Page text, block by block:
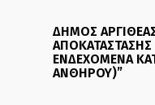
ΔΗΜΟΣ
ΑΠΟΚΑΤΑΣΤΑΣΗΣ
ΕΝΔΕΧΟΜΕΝΑ
ΑΝΘΗΡΟΥ)”